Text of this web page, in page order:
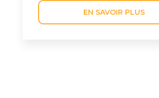
EN SAVOIR PLUS